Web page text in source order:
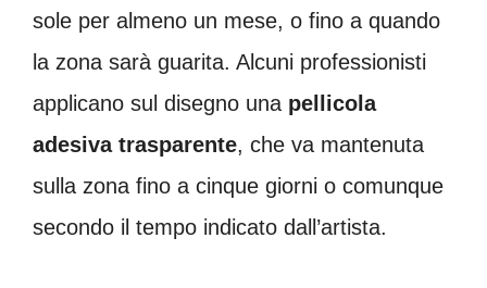
sole per almeno un mese, o fino a quando
la zona sarà guarita. Alcuni professionisti
applicano sul disegno una pellicola
adesiva trasparente, che va mantenuta
sulla zona fino a cinque giorni o comunque
secondo il tempo indicato dall’artista.